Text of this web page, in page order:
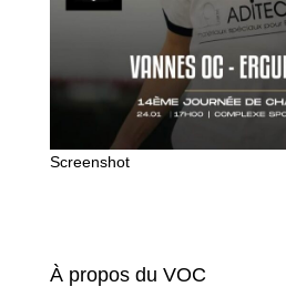
Screenshot
À propos du VOC